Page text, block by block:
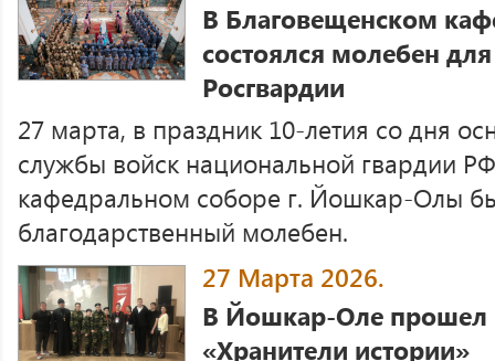
В Благовещенском
состоялся молебен
Росгвардии
27 марта, в праздник 10-летия со дня
службы войск национальной гвардии
кафедральном соборе г. Йошкар-Олы
благодарственный молебен.
27 Марта 2026.
В Йошкар-Оле прошел
«Хранители истории»